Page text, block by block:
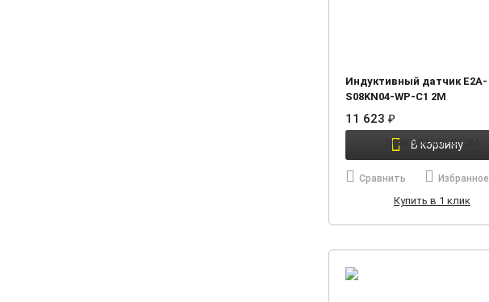
Индуктивный датчик E2A-
S08KN04-WP-C1 2M
11 623 ₽
В корзину
Сравнить Избранное
Купить в 1 клик